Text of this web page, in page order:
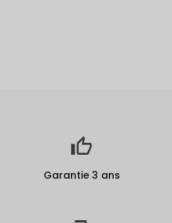
Garantie 3 ans